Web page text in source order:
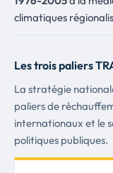
climatiques
Les trois paliers
La stratégie
paliers de
internationaux et le
politiques publiques.